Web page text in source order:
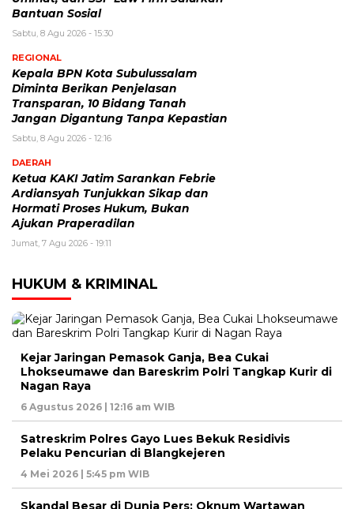
Bantuan Sosial
Sabtu, 8 Agu 2026 - 15:30
REGIONAL
Kepala BPN Kota Subulussalam
Diminta Berikan Penjelasan
Transparan, 10 Bidang Tanah
Jangan Digantung Tanpa Kepastian
Sabtu, 8 Agu 2026 - 12:16
DAERAH
Ketua KAKI Jatim Sarankan Febrie
Ardiansyah Tunjukkan Sikap dan
Hormati Proses Hukum, Bukan
Ajukan Praperadilan
Jumat, 7 Agu 2026 - 19:11
HUKUM & KRIMINAL
Kejar Jaringan Pemasok Ganja, Bea Cukai
Lhokseumawe dan Bareskrim Polri Tangkap Kurir di
Nagan Raya
6 Agustus 2026 | 12:16 am WIB
Satreskrim Polres Gayo Lues Bekuk Residivis
Pelaku Pencurian di Blangkejeren
4 Mei 2026 | 5:45 pm WIB
Skandal Besar di Dunia Pers: Oknum Wartawan